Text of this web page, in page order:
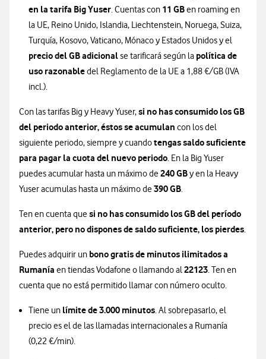
en la tarifa Big Yuser. Cuentas con 11 GBen roaming en
la UE, Reino Unido, Islandia, Liechtenstein, Noruega, Suiza,
Turquía, Kosovo, Vaticano, Mónaco y Estados Unidos y el
precio del GB adicionalse tarificará según la política de
uso razonabledel Reglamento de la UE a 1,88 €/GB (IVA
incl.).
Con las tarifas Big y Heavy Yuser,si no has consumido los GB
del periodo anterior, éstos se acumulan con los del
siguiente periodo, siempre y cuandotengas saldo suficiente
para pagar la cuota del nuevo periodo. En la Big Yuser
puedes acumular hasta un máximo de240 GBy en la Heavy
Yuser acumulas hasta un máximo de390 GB.
Ten en cuenta quesi no has consumido los GB del período
anterior, pero no dispones de saldo suficiente, los pierdes.
Puedes adquirir un bono gratis de minutos ilimitados a
Rumanía en tiendas Vodafone o llamando al22123. Ten en
cuenta que no está permitido llamar con número oculto.
Tiene un límite de 3.000 minutos. Al sobrepasarlo, el
precio es el de las llamadas internacionales a Rumanía
(0,22 €/min).